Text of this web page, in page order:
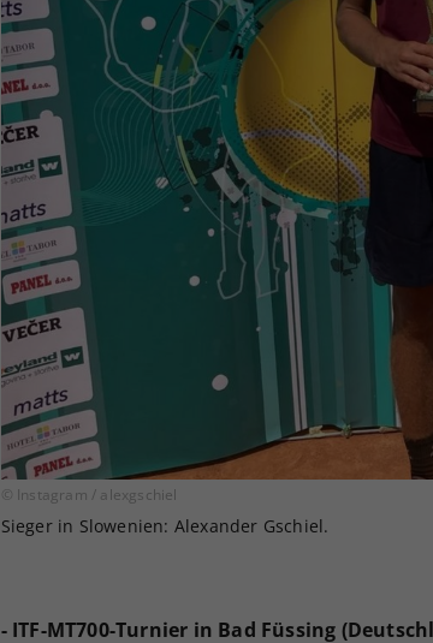
© Instagram / alexgschiel
Sieger in Slowenien: Alexander Gschiel.
- ITF-MT700-Turnier in Bad Füssing